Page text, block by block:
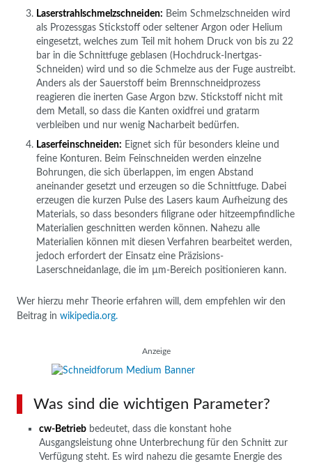
Laserstrahlschmelzschneiden: Beim Schmelzschneiden wird
als Prozessgas Stickstoff oder seltener Argon oder Helium
eingesetzt, welches zum Teil mit hohem Druck von bis zu 22
bar in die Schnittfuge geblasen (Hochdruck-Inertgas-
Schneiden) wird und so die Schmelze aus der Fuge austreibt.
Anders als der Sauerstoff beim Brennschneidprozess
reagieren die inerten Gase Argon bzw. Stickstoff nicht mit
dem Metall, so dass die Kanten oxidfrei und gratarm
verbleiben und nur wenig Nacharbeit bedürfen.
Laserfeinschneiden: Eignet sich für besonders kleine und
feine Konturen. Beim Feinschneiden werden einzelne
Bohrungen, die sich überlappen, im engen Abstand
aneinander gesetzt und erzeugen so die Schnittfuge. Dabei
erzeugen die kurzen Pulse des Lasers kaum Aufheizung des
Materials, so dass besonders filigrane oder hitzeempfindliche
Materialien geschnitten werden können. Nahezu alle
Materialien können mit diesen Verfahren bearbeitet werden,
jedoch erfordert der Einsatz eine Präzisions-
Laserschneidanlage, die im µm-Bereich positionieren kann.
Wer hierzu mehr Theorie erfahren will, dem empfehlen wir den
Beitrag in wikipedia.org.
Anzeige
Was sind die wichtigen Parameter?
cw-Betrieb bedeutet, dass die konstant hohe
Ausgangsleistung ohne Unterbrechung für den Schnitt zur
Verfügung steht. Es wird nahezu die gesamte Energie des